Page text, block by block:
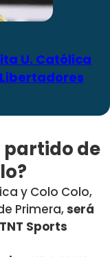
U. Católica
partido de
y Colo Colo,
Primera,será
Sports